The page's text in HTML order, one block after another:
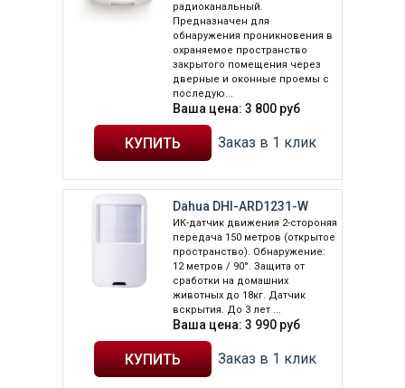
радиоканальный.
Предназначен для
обнаружения проникновения в
охраняемое пространство
закрытого помещения через
дверные и оконные проемы с
последую...
Ваша цена: 3 800 руб
Заказ в 1 клик
Dahua DHI-ARD1231-W
ИК-датчик движения 2-стороняя
передача 150 метров (открытое
пространство). Обнаружение:
12 метров / 90°. Защита от
сработки на домашних
животных до 18кг. Датчик
вскрытия. До 3 лет ...
Ваша цена: 3 990 руб
Заказ в 1 клик